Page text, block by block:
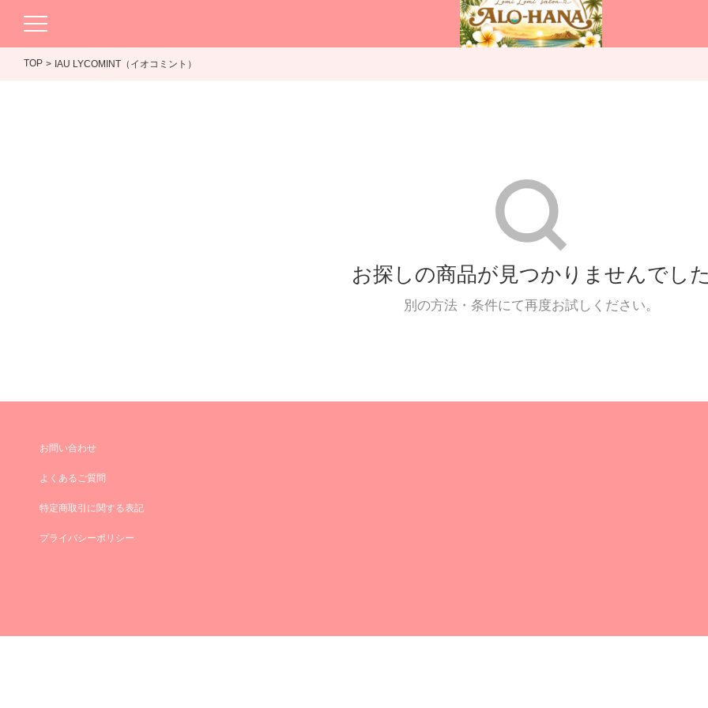
TOP IAU LYCOMINT（イオコミント）
お探しの商品が見つかりませんでし
別の方法・条件にて再度お試しください。
お問い合わせ
よくあるご質問
特定商取引に関する表記
プライバシーポリシー